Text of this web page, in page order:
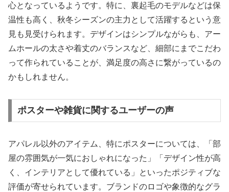
心となっているようです。特に、裏起毛のモデルなどは保
温性も高く、秋冬シーズンの主力として活躍するという意
見も見受けられます。デザインはシンプルながらも、アー
ムホールの太さや着丈のバランスなど、細部にまでこだわ
って作られていることが、満足度の高さに繋がっているの
かもしれません。
ポスターや雑貨に関するユーザーの声
アパレル以外のアイテム、特にポスターについては、「部
屋の雰囲気が一気におしゃれになった」「デザイン性が高
く、インテリアとして優れている」といったポジティブな
評価が寄せられています。ブランドのロゴや象徴的なグラ